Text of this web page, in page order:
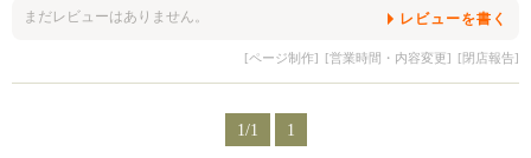
まだレビューはありません。 レビューを書く
[ページ制作] [営業時間・内容変更] [閉店報告]
1/1 1